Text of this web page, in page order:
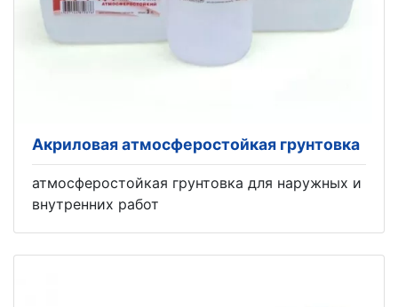
Акриловая атмосферостойкая грунтовка
атмосферостойкая грунтовка для наружных и
внутренних работ